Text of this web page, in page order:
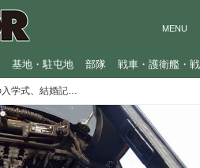
基地・駐屯地 部隊 戦車・護衛艦・